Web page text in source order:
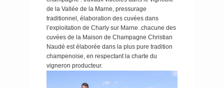
l'apéritif au
dessert.
de la Vallée de la Marne, pressurage
traditionnel, élaboration des cuvées dans
l’exploitation de Charly sur Marne .chacune des
cuvées de la Maison de Champagne Christian
Naudé est élaborée dans la plus pure tradition
champenoise, en respectant la charte du
vigneron producteur.